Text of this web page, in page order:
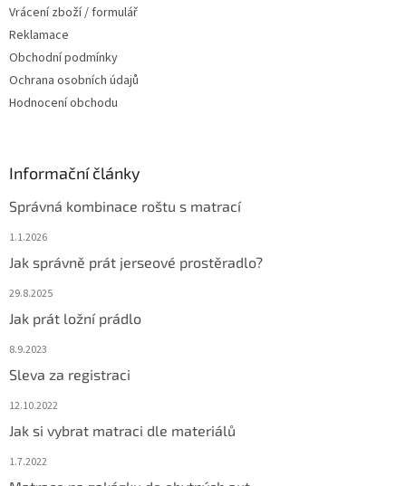
Vrácení zboží / formulář
Reklamace
Obchodní podmínky
Ochrana osobních údajů
Hodnocení obchodu
Informační články
Správná kombinace roštu s matrací
1.1.2026
Jak správně prát jerseové prostěradlo?
29.8.2025
Jak prát ložní prádlo
8.9.2023
Sleva za registraci
12.10.2022
Jak si vybrat matraci dle materiálů
1.7.2022